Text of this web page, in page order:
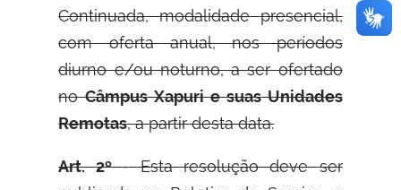
Continuada, modalidade presencial,
com oferta anual, nos períodos
diurno e/ou noturno, a ser ofertado
noCâmpus Xapuri e suas Unidades
Remotas, a partir desta data.
Art. 2º- Esta resolução deve ser